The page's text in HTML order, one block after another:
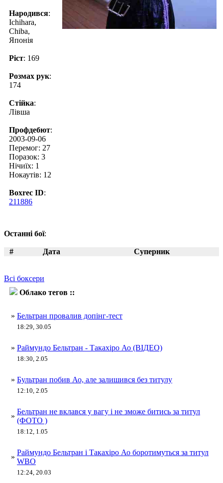
Народився:
Ichihara,
Chiba,
Японія
Ріст: 169
Розмах рук:
174
Стійка:
Лівша
Профдебют:
2003-09-06
Перемог: 27
Поразок: 3
Нічиїх: 1
Нокаутів: 12
Boxrec ID:
211886
Останні бої:
# Дата Суперник
Всі боксери
Облако тегов ::
» Бельтран провалив допінг-тест
18:29, 30.05
» Раймундо Бельтран - Такахіро Ао (ВІДЕО)
18:30, 2.05
» Бультран побив Ао, але залишився без титулу
12:10, 2.05
»
Бельтран не вклався у вагу і не зможе битись за титул
(ФОТО )
18:12, 1.05
»
Раймундо Бельтран і Такахіро Ао боротимуться за титул
WBO
12:24, 20.03